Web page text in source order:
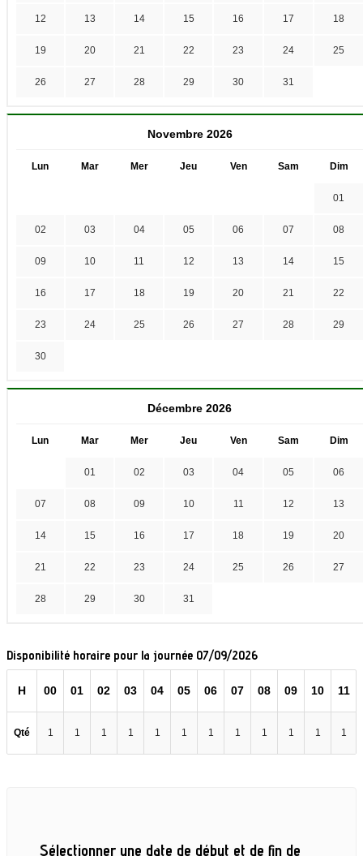
12 13 14 15 16 17 18
19 20 21 22 23 24 25
26 27 28 29 30 31
Novembre 2026
Lun Mar Mer Jeu Ven Sam Dim
01
02 03 04 05 06 07 08
09 10 11 12 13 14 15
16 17 18 19 20 21 22
23 24 25 26 27 28 29
30
Décembre 2026
Lun Mar Mer Jeu Ven Sam Dim
01 02 03 04 05 06
07 08 09 10 11 12 13
14 15 16 17 18 19 20
21 22 23 24 25 26 27
28 29 30 31
Disponibilité horaire pour la journée 07/09/2026
H 00 01 02 03 04 05 06 07 08 09 10 11
Qté 1 1 1 1 1 1 1 1 1 1 1 1
Sélectionner une date de début et de fin de